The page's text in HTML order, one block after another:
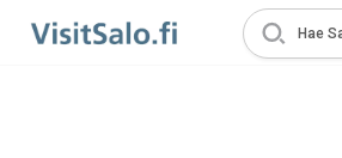
Hae